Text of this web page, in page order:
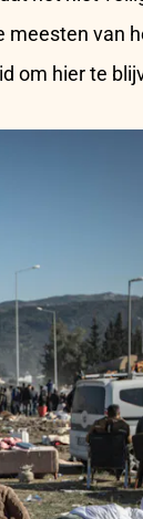
meesten van
om hier te